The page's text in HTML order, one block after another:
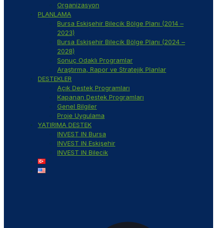
Organizasyon
PLANLAMA
Bursa Eskişehir Bilecik Bölge Planı (2014 –
2023)
Bursa Eskişehir Bilecik Bölge Planı (2024 –
2028)
Sonuç Odaklı Programlar
Araştırma, Rapor ve Stratejik Planlar
DESTEKLER
Açık Destek Programları
Kapanan Destek Programları
Genel Bilgiler
Proje Uygulama
YATIRIMA DESTEK
INVEST IN Bursa
INVEST IN Eskişehir
INVEST IN Bilecik